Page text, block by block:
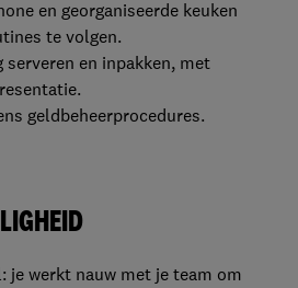
en georganiseerde keuken
te volgen.
en inpakken, met
geldbeheerprocedures.
je werkt nauw met je team om